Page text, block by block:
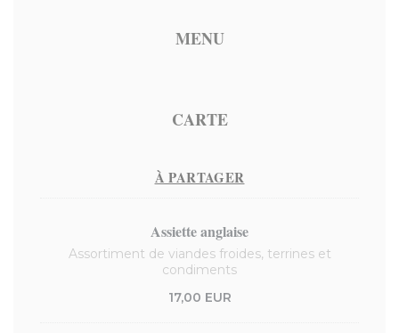
MENU
CARTE
À PARTAGER
Assiette anglaise
Assortiment de viandes froides, terrines et
condiments
17,00 EUR